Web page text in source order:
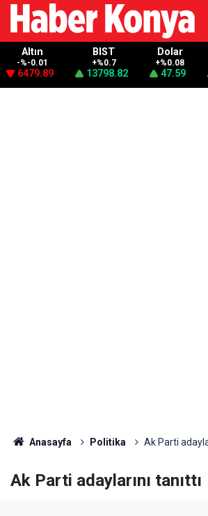
Altın
-%-0.01
6479.89
BIST
+%0.7
13798.82
Dolar
+%0.08
47.59
Anasayfa Politika Ak Parti
Ak Parti adaylarını tanıttı